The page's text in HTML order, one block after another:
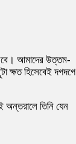
আমাদের উত্তম-
ক্ষত হিসেবেই দগদগে
অন্তরালে তিনি যেন